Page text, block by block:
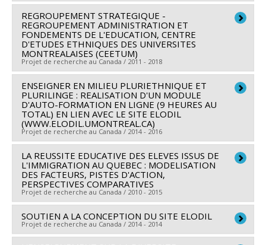
Bélanger,Claude Gélinas,Michèle Vatz-Laaroussi,
Bronwen E. Low,Marilyn Steinbach,Annick Germain ,
Damaris Rose,Xavier Leloup,Jack Jedwab
Potvin,Lilyane Rachedi,Micheline Milot ,Anne Saris
Catherine Amiot ,Pierre Bosset,Paul Eid
Vultur ,Josiane Le Gall, Gina Lafortune, Éric-André
Charest,Nicole Gallant,Chedly Belkhodja,Maya
Yampolsky,Stéphanie Tremblay
Sources de financement :FRQSC/Fonds de recherche
du Québec - Société et culture (FQRSC)
Programmes de subvention :PV129894-(RG)
Programme Regroupements stratégiques
Chercheur principal : Françoise Armand
Co-chercheurs : Fasal Kanouté,Garine Papazian-
Zohrabian,Marie-Odile Magnan,Michèle Vatz-
Laaroussi,Elise Venne,Sylvie Rouleau
Rachedi
Sources de financement :FRQSC/Fonds de recherche
du Québec - Société et culture (FQRSC)
Programmes de subvention : PVXXXXXX-(AC) Action
concertée - programme de recherche sur l'écriture
REGROUPEMENT STRATEGIQUE -
REGROUPEMENT ADMINISTRATION ET
FONDEMENTS DE L'EDUCATION, CENTRE
D'ETUDES ETHNIQUES DES UNIVERSITES
MONTREALAISES (CEETUM)
Projet de recherche au Canada / 2011 - 2018
Chercheur principal : Deirdre Meintel
Co-chercheurs : Marie Mc Andrew,Patricia Lamarre
Michel Pagé ,Fasal Kanouté,Marie-Thérèse Chicha
Patrice Brodeur,Sirma Bilge,Valérie Amiraux
Françoise Armand,Roxane de la Sablonnière,Mireille
Estivalèzes,Marie-Odile Magnan,Jake Murdoch
Sébastien Arcand,Daniel Weinstock
Claude Gélinas,Michèle Vatz-Laaroussi
Weinfeld,Mela Sarkar,Bronwen E. Low,Annick Lenoir
,Benoît Côté,Marilyn Steinbach,Annick Germain
Jacques Ledent,Damaris Rose,Xavier Leloup,Nong
ENSEIGNER EN MILIEU PLURIETHNIQUE ET
PLURILINGE : REALISATION D'UN MODULE
D'AUTO-FORMATION EN LIGNE (9 HEURES AU
TOTAL) EN LIEN AVEC LE SITE ELODIL
(WWW.ELODIL.UMONTREAL.CA)
Projet de recherche au Canada / 2014 - 2016
Chercheur principal : Françoise Armand
Sources de financement :Université de Montréal
Programmes de subvention :PINTERNE-Subvention
de valorisation
LA REUSSITE EDUCATIVE DES ELEVES ISSUS DE
L'IMMIGRATION AU QUEBEC : MODELISATION
DES FACTEURS, PISTES D'ACTION,
PERSPECTIVES COMPARATIVES
Projet de recherche au Canada / 2010 - 2015
Chercheur principal : Marie Mc Andrew
Co-chercheurs : Fasal Kanouté,Françoise Armand,
SOUTIEN A LA CONCEPTION DU SITE ELODIL
Projet de recherche au Canada / 2014 - 2014